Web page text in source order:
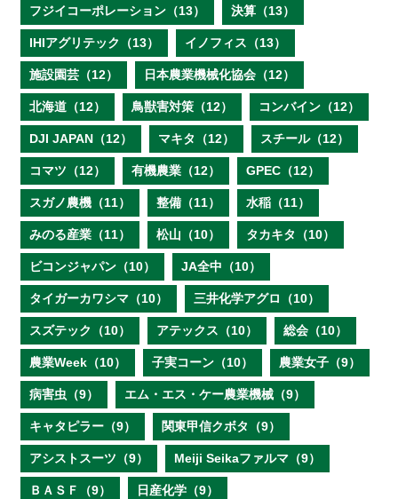
フジイコーポレーション（13） 決算（13）
IHIアグリテック（13） イノフィス（13）
施設園芸（12） 日本農業機械化協会（12）
北海道（12） 鳥獣害対策（12） コンバイン（12）
DJI JAPAN（12） マキタ（12） スチール（12）
コマツ（12） 有機農業（12） GPEC（12）
スガノ農機（11） 整備（11） 水稲（11）
みのる産業（11） 松山（10） タカキタ（10）
ビコンジャパン（10） JA全中（10）
タイガーカワシマ（10） 三井化学アグロ（10）
スズテック（10） アテックス（10） 総会（10）
農業Week（10） 子実コーン（10） 農業女子（9）
病害虫（9） エム・エス・ケー農業機械（9）
キャタピラー（9） 関東甲信クボタ（9）
アシストスーツ（9） Meiji Seikaファルマ（9）
ＢＡＳＦ（9） 日産化学（9）